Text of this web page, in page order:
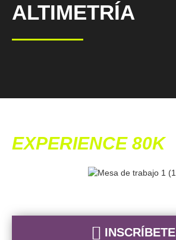
ALTIMETRÍA
EXPERIENCE 80K
INSCRÍBETE